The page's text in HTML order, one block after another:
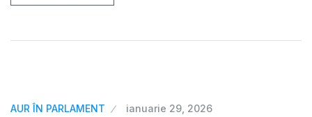
AUR ÎN PARLAMENT ianuarie 29, 2026